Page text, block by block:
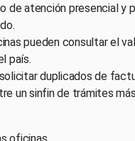
de atención presencial y
pueden consultar el
país.
duplicados de
un sinfin de trámites